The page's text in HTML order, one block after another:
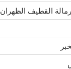
القطيف الظهران